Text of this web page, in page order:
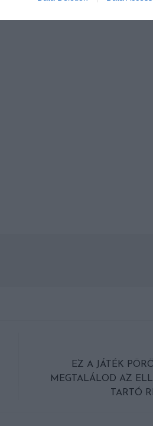
EZ A JÁTÉK
MEGTALÁLOD AZ
TARTÓ